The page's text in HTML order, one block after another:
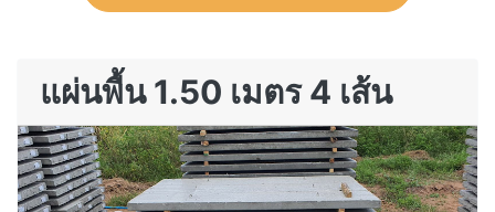
แผ่นพื้น 1.50 เมตร 4 เส้น